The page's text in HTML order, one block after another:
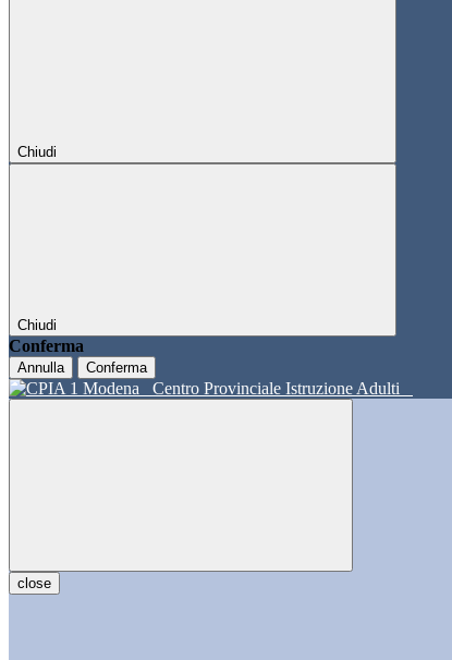
Chiudi
Chiudi
Conferma
Annulla Conferma
Centro Provinciale Istruzione Adulti
close